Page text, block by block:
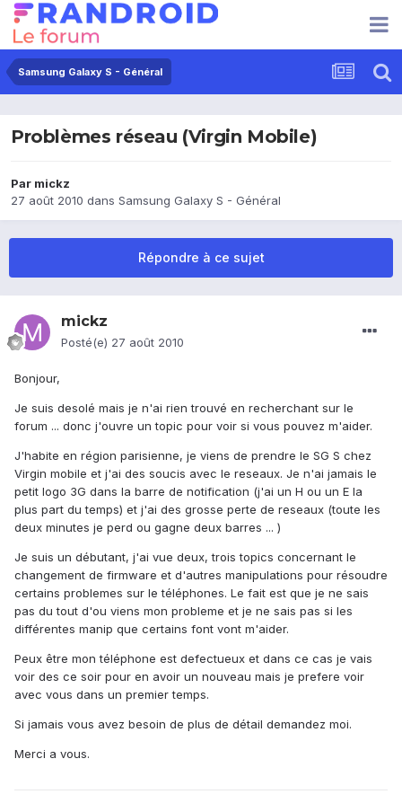
Samsung Galaxy S - Général
Problèmes réseau (Virgin Mobile)
Par mickz
27 août 2010 dans Samsung Galaxy S - Général
Répondre à ce sujet
mickz
Posté(e) 27 août 2010
Bonjour,
Je suis desolé mais je n'ai rien trouvé en recherchant sur le
forum ... donc j'ouvre un topic pour voir si vous pouvez m'aider.
J'habite en région parisienne, je viens de prendre le SG S chez
Virgin mobile et j'ai des soucis avec le reseaux. Je n'ai jamais le
petit logo 3G dans la barre de notification (j'ai un H ou un E la
plus part du temps) et j'ai des grosse perte de reseaux (toute les
deux minutes je perd ou gagne deux barres ... )
Je suis un débutant, j'ai vue deux, trois topics concernant le
changement de firmware et d'autres manipulations pour résoudre
certains problemes sur le téléphones. Le fait est que je ne sais
pas du tout d'ou viens mon probleme et je ne sais pas si les
différentes manip que certains font vont m'aider.
Peux être mon téléphone est defectueux et dans ce cas je vais
voir des ce soir pour en avoir un nouveau mais je prefere voir
avec vous dans un premier temps.
Si jamais vous avez besoin de plus de détail demandez moi.
Merci a vous.